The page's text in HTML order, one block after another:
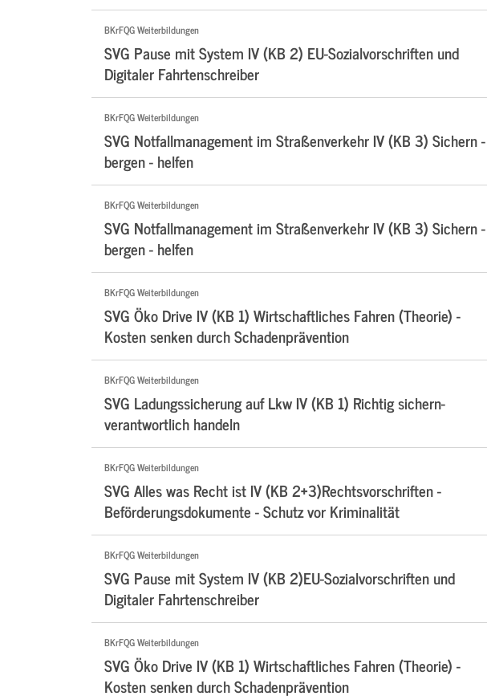
BKrFQG Weiterbildungen
SVG Pause mit System IV (KB 2) EU-Sozialvorschriften und
Digitaler Fahrtenschreiber
BKrFQG Weiterbildungen
SVG Notfallmanagement im Straßenverkehr IV (KB 3) Sichern -
bergen - helfen
BKrFQG Weiterbildungen
SVG Notfallmanagement im Straßenverkehr IV (KB 3) Sichern -
bergen - helfen
BKrFQG Weiterbildungen
SVG Öko Drive IV (KB 1) Wirtschaftliches Fahren (Theorie) -
Kosten senken durch Schadenprävention
BKrFQG Weiterbildungen
SVG Ladungssicherung auf Lkw IV (KB 1) Richtig sichern-
verantwortlich handeln
BKrFQG Weiterbildungen
SVG Alles was Recht ist IV (KB 2+3)Rechtsvorschriften -
Beförderungsdokumente - Schutz vor Kriminalität
BKrFQG Weiterbildungen
SVG Pause mit System IV (KB 2)EU-Sozialvorschriften und
Digitaler Fahrtenschreiber
BKrFQG Weiterbildungen
SVG Öko Drive IV (KB 1) Wirtschaftliches Fahren (Theorie) -
Kosten senken durch Schadenprävention